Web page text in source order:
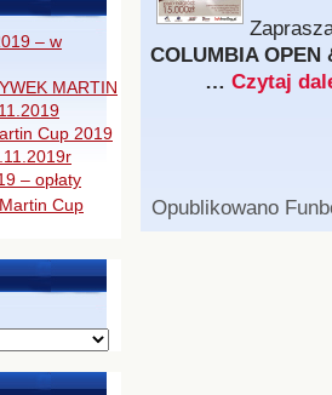
– w
MARTIN
Cup 2019
– opłaty
Cup
COLUMBIA OPEN
… Czytaj
Opublikowano